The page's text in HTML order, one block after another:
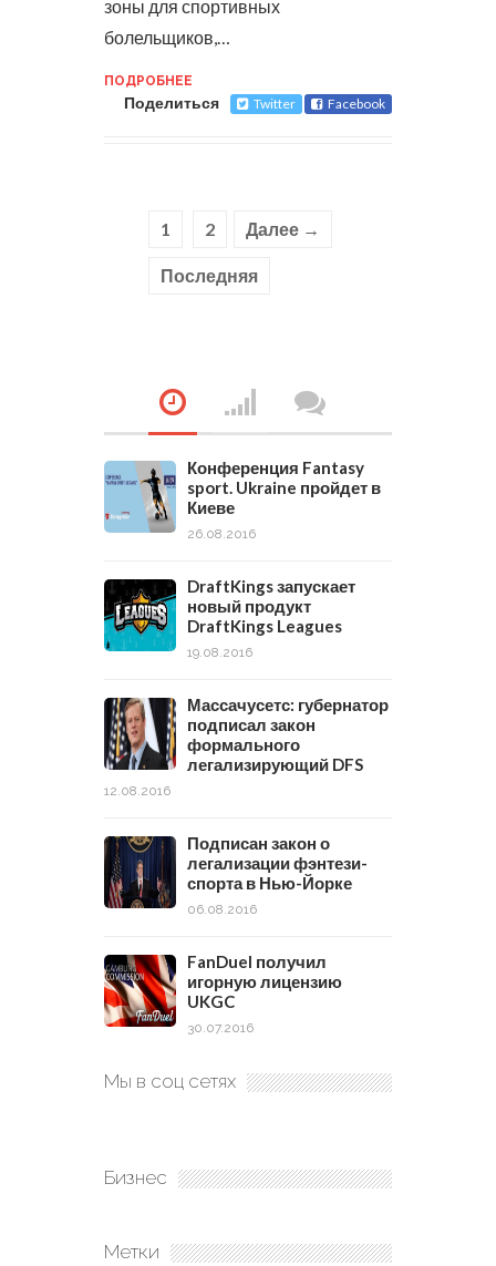
зоны для спортивных
болельщиков,…
ПОДРОБНЕЕ
Поделиться Twitter Facebook
1 2 Далее →
Последняя
Конференция Fantasy
sport. Ukraine пройдет в
Киеве
26.08.2016
DraftKings запускает
новый продукт
DraftKings Leagues
19.08.2016
Массачусетс: губернатор
подписал закон
формального
легализирующий DFS
12.08.2016
Подписан закон о
легализации фэнтези-
спорта в Нью-Йорке
06.08.2016
FanDuel получил
игорную лицензию
UKGC
30.07.2016
Мы в соц сетях
Бизнес
Метки